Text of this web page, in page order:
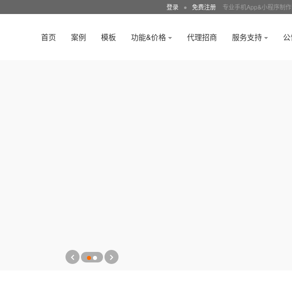
登录 ● 免费注册 专业手机App&小程序制
首页 案例 模板 功能&价格 代理招商 服务支持